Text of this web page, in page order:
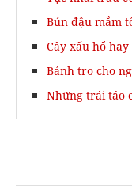
Bún đậu mắm
Cây xấu hổ hay
Bánh tro cho
Những trái táo